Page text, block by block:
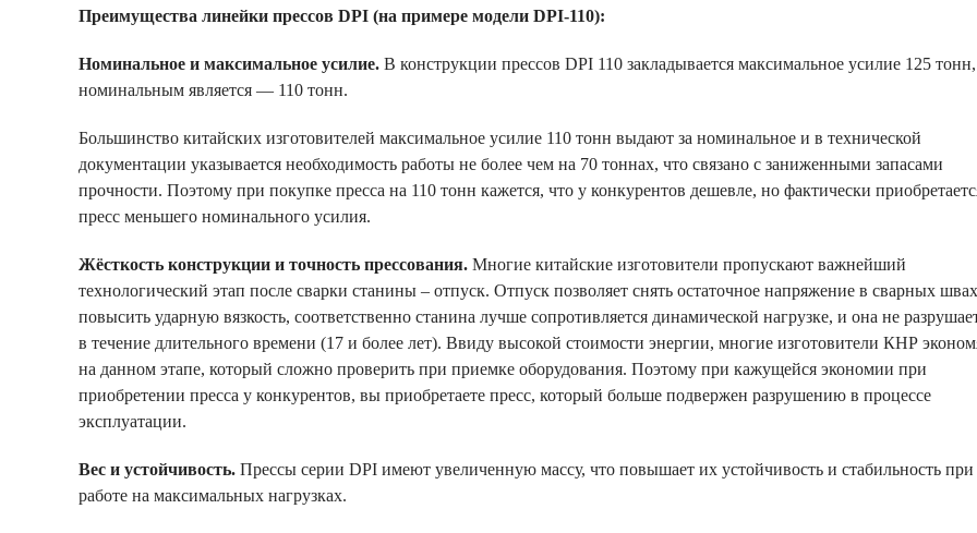
Преимущества линейки прессов DPI (на примере модели DPI-110):
Номинальное и максимальное усилие. В конструкции прессов DPI 110 закладывается максимальное усилие 125 тонн,
номинальным является — 110 тонн.
Большинство китайских изготовителей максимальное усилие 110 тонн выдают за номинальное и в технической
документации указывается необходимость работы не более чем на 70 тоннах, что связано с заниженными запасами
прочности. Поэтому при покупке пресса на 110 тонн кажется, что у конкурентов дешевле, но фактически
пресс меньшего номинального усилия.
Жёсткость конструкции и точность прессования. Многие китайские изготовители пропускают важнейший
технологический этап после сварки станины – отпуск. Отпуск позволяет снять остаточное напряжение в сварных
повысить ударную вязкость, соответственно станина лучше сопротивляется динамической нагрузке, и она не
в течение длительного времени (17 и более лет). Ввиду высокой стоимости энергии, многие изготовители КНР
на данном этапе, который сложно проверить при приемке оборудования. Поэтому при кажущейся экономии при
приобретении пресса у конкурентов, вы приобретаете пресс, который больше подвержен разрушению в процессе
эксплуатации.
Вес и устойчивость. Прессы серии DPI имеют увеличенную массу, что повышает их устойчивость и стабильность при
работе на максимальных нагрузках.